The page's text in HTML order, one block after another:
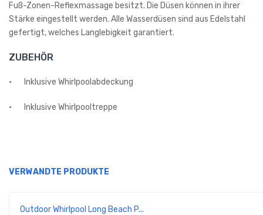
Fuß-Zonen-Reflexmassage besitzt. Die Düsen können in ihrer
Stärke eingestellt werden. Alle Wasserdüsen sind aus Edelstahl
gefertigt, welches Langlebigkeit garantiert.
ZUBEHÖR
· Inklusive Whirlpoolabdeckung
· Inklusive Whirlpooltreppe
VERWANDTE PRODUKTE
Outdoor Whirlpool Long Beach P...